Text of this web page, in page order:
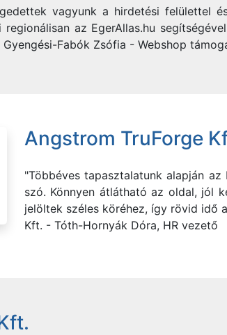
vagyunk a hirdetési felülettel
regionálisan az EgerAllas.hu
Fabók Zsófia - Webshop
Angstrom TruForge
"Többéves tapasztalatunk alapján
szó. Könnyen átlátható az oldal, jól
jelöltek széles köréhez, így rövid idő
Kft. - Tóth-Hornyák Dóra, HR vezető